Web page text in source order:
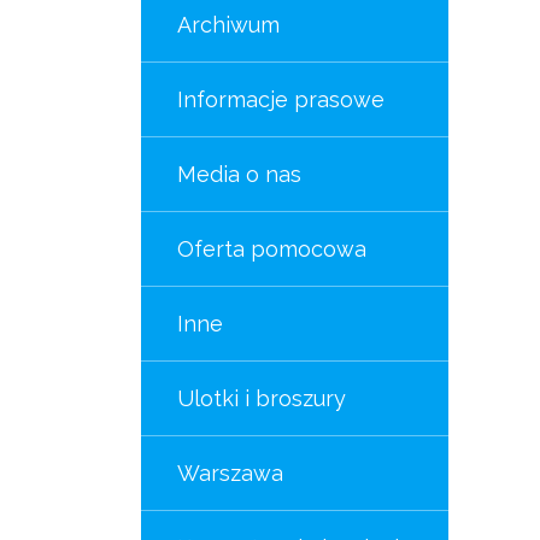
Archiwum
Informacje prasowe
Media o nas
Oferta pomocowa
Inne
Ulotki i broszury
Warszawa